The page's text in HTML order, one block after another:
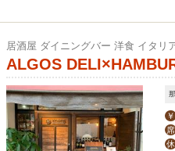
居酒屋 ダイニングバー 洋食 イタリ
ALGOS
￥
席
休